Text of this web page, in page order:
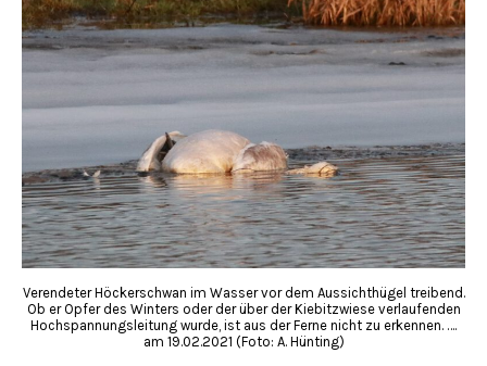
Verendeter Höckerschwan im Wasser vor dem Aussichthügel treibend.
Ob er Opfer des Winters oder der über der Kiebitzwiese verlaufenden
Hochspannungsleitung wurde, ist aus der Ferne nicht zu erkennen. ….
am 19.02.2021 (Foto: A. Hünting)